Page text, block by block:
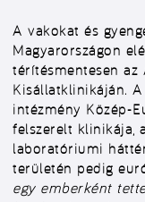
A vakokat és
Magyarországon
térítésmentesen
Kisállatklinikáján.
intézmény Közép-
felszerelt klinikája,
laboratóriumi
területén pedig
egy emberként